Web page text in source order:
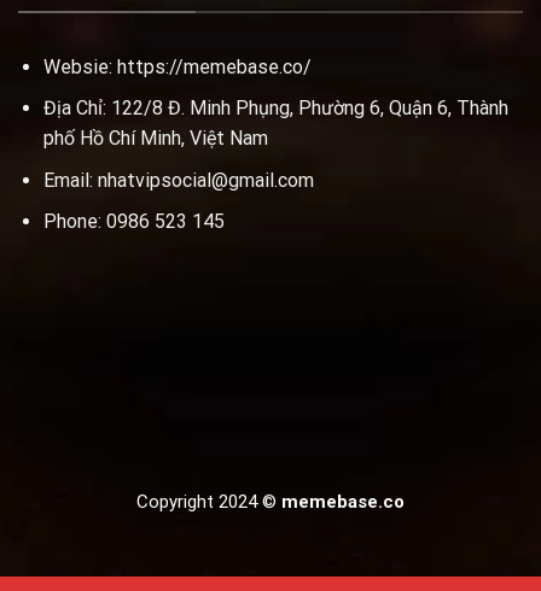
Websie: https://memebase.co/
Địa Chỉ: 122/8 Đ. Minh Phụng, Phường 6, Quận 6, Thành
phố Hồ Chí Minh, Việt Nam
Email: nhatvipsocial@gmail.com
Phone: 0986 523 145
Copyright 2024 © memebase.co